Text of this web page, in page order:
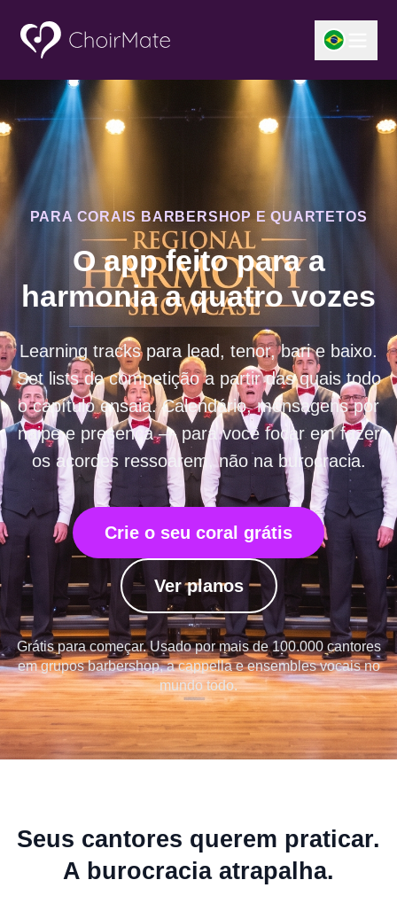
PARA CORAIS BARBERSHOP E QUARTETOS
O app feito para a
harmonia a quatro vozes
Learning tracks para lead, tenor, bari e baixo.
Set lists de competição a partir das quais todo
o capítulo ensaia. Calendário, mensagens por
naipe e presença — para você focar em fazer
os acordes ressoarem, não na burocracia.
Crie o seu coral grátis
Ver planos
Grátis para começar. Usado por mais de 100.000 cantores
em grupos barbershop, a cappella e ensembles vocais no
mundo todo.
Seus cantores querem praticar.
A burocracia atrapalha.